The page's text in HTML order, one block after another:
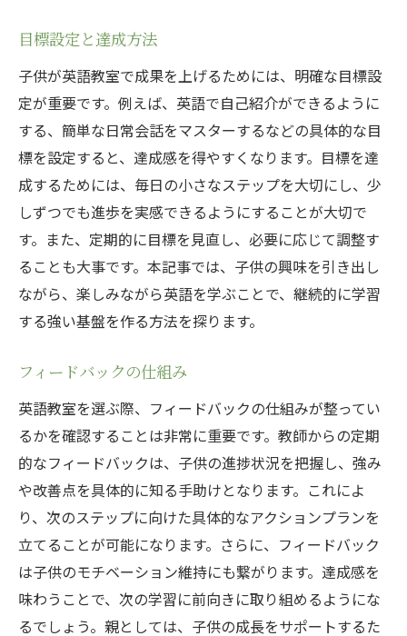
目標設定と達成方法
子供が英語教室で成果を上げるためには、明確な目標設
定が重要です。例えば、英語で自己紹介ができるように
する、簡単な日常会話をマスターするなどの具体的な目
標を設定すると、達成感を得やすくなります。目標を達
成するためには、毎日の小さなステップを大切にし、少
しずつでも進歩を実感できるようにすることが大切で
す。また、定期的に目標を見直し、必要に応じて調整す
ることも大事です。本記事では、子供の興味を引き出し
ながら、楽しみながら英語を学ぶことで、継続的に学習
する強い基盤を作る方法を探ります。
フィードバックの仕組み
英語教室を選ぶ際、フィードバックの仕組みが整ってい
るかを確認することは非常に重要です。教師からの定期
的なフィードバックは、子供の進捗状況を把握し、強み
や改善点を具体的に知る手助けとなります。これによ
り、次のステップに向けた具体的なアクションプランを
立てることが可能になります。さらに、フィードバック
は子供のモチベーション維持にも繋がります。達成感を
味わうことで、次の学習に前向きに取り組めるようにな
るでしょう。親としては、子供の成長をサポートするた